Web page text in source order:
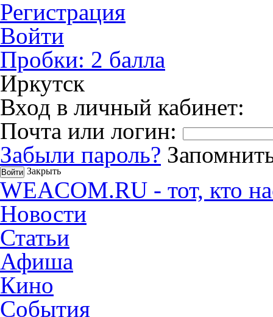
Регистрация
Войти
Пробки: 2 балла
Иркутск
Вход в личный кабинет:
Почта или логин:
Забыли пароль?
Закрыть
WEACOM.RU - тот, кто
Новости
Статьи
Афиша
Кино
События